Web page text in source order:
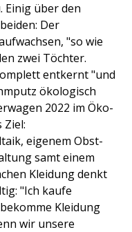
Einig über den
Der
"so wie
zwei Töchter.
entkernt "und
ökologisch
2022 im Öko-
Ziel:
eigenem Obst-
samt einem
Kleidung denkt
"Ich kaufe
Kleidung
wir unsere